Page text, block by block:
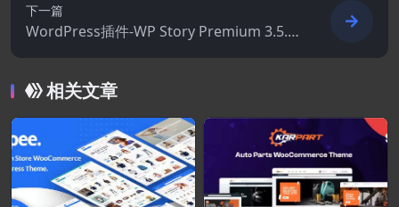
下一篇
WordPress插件-WP Story Premium 3.5.0.
1-WordPress 的Instagram风格故事
相关文章